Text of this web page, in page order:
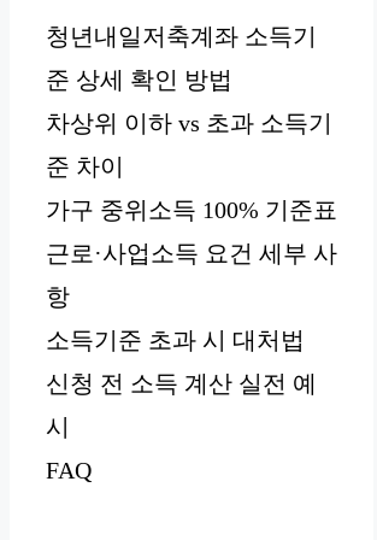
청년내일저축계좌 소득기
준 상세 확인 방법
차상위 이하 vs 초과 소득기
준 차이
가구 중위소득 100% 기준표
근로·사업소득 요건 세부 사
항
소득기준 초과 시 대처법
신청 전 소득 계산 실전 예
시
FAQ